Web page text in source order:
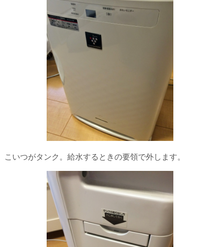
こいつがタンク。給水するときの要領で外します。